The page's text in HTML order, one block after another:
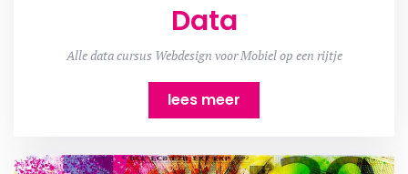
Data
Alle data cursus Webdesign voor Mobiel op een rijtje
lees meer